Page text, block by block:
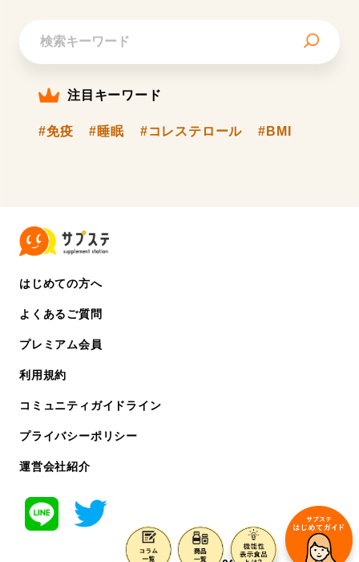
注目キーワード
#免疫 #睡眠 #コレステロール #BMI
はじめての方へ
よくあるご質問
プレミアム会員
利用規約
コミュニティガイドライン
プライバシーポリシー
運営会社紹介